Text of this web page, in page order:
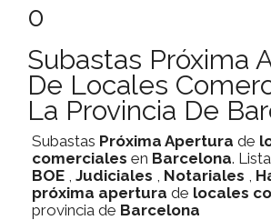
0
Subastas Próxima
De Locales
La Provincia De
Subastas Próxima Apertura de
comerciales en Barcelona.
BOE , Judiciales , Notariales ,
próxima apertura de locales
provincia de Barcelona